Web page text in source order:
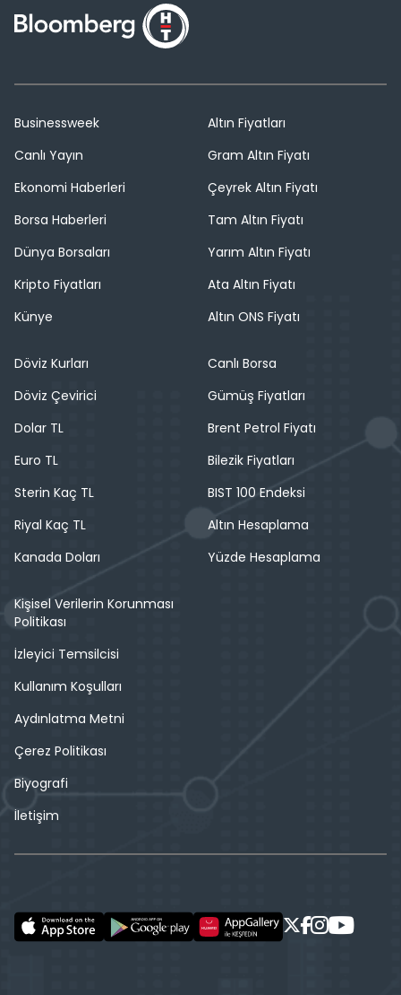
Businessweek
Canlı Yayın
Ekonomi Haberleri
Borsa Haberleri
Dünya Borsaları
Kripto Fiyatları
Künye
Altın Fiyatları
Gram Altın Fiyatı
Çeyrek Altın Fiyatı
Tam Altın Fiyatı
Yarım Altın Fiyatı
Ata Altın Fiyatı
Altın ONS Fiyatı
Döviz Kurları
Döviz Çevirici
Dolar TL
Euro TL
Sterin Kaç TL
Riyal Kaç TL
Kanada Doları
Canlı Borsa
Gümüş Fiyatları
Brent Petrol Fiyatı
Bilezik Fiyatları
BIST 100 Endeksi
Altın Hesaplama
Yüzde Hesaplama
Kişisel Verilerin Korunması
Politikası
İzleyici Temsilcisi
Kullanım Koşulları
Aydınlatma Metni
Çerez Politikası
Biyografi
İletişim